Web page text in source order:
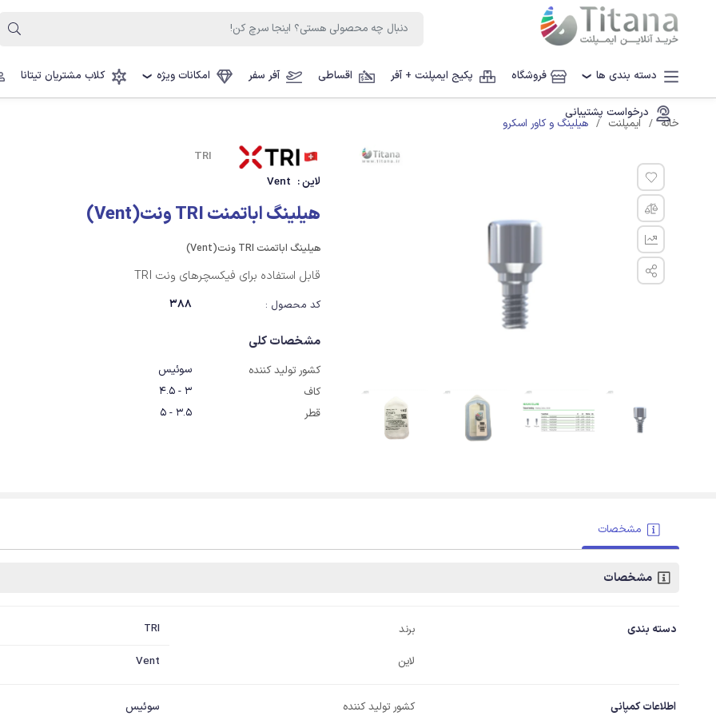
دسته بندی ها ❯ فروشگاه پکیج ایمپلنت + آفر اقساطی آفر سفر امکانات ویژه ❯ کلاب مشتریان تیتانا
درخواست پشتیبانی
خانه ایمپلنت هیلینگ و کاور اسکرو
TRI
لاین : Vent
هیلینگ اباتمنت TRI ونت(Vent)
هیلینگ اباتمنت TRI ونت(Vent)
قابل استفاده برای فیکسچرهای ونت TRI
کد محصول : 388
مشخصات کلی
کشور تولید کننده
سوئیس
کاف
3 - 4.5
قطر
3.5 - 5
مشخصات
مشخصات
دسته بندی برند TRI
لاین Vent
اطلاعات کمپانی کشور تولید کننده سوئیس